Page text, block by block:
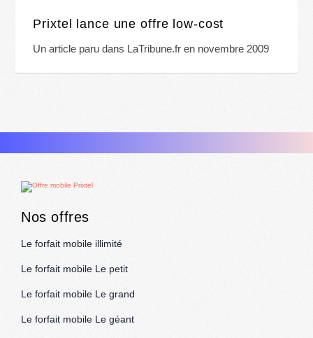
Prixtel lance une offre low-cost
Un article paru dans LaTribune.fr en novembre 2009
Nos offres
Le forfait mobile illimité
Le forfait mobile Le petit
Le forfait mobile Le grand
Le forfait mobile Le géant